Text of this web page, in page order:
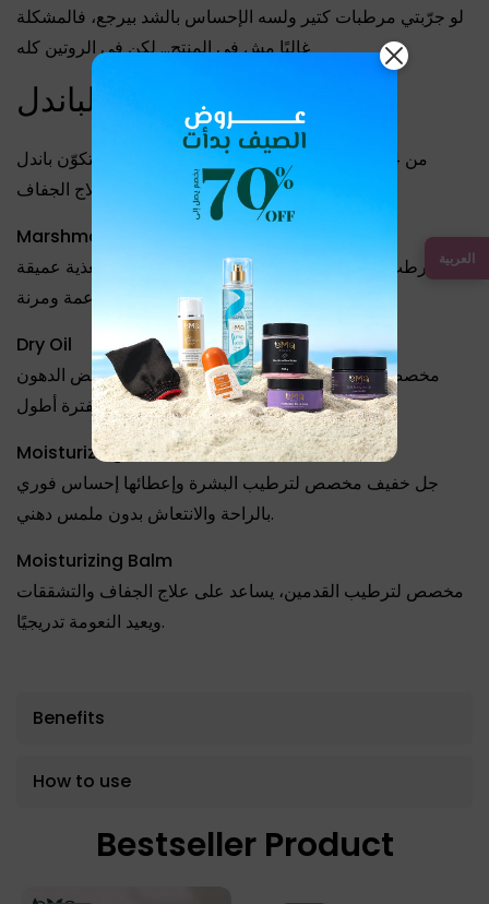
لو جرّبتي مرطبات كتير ولسه الإحساس بالشد بيرجع، فالمشكلة
غالبًا مش في المنتج… لكن في الروتين كله
مكونات الباندل
Marshmallow Butter
مرطب غني مخصص لترطيب الجسم كله، بيدي تغذية عميقة
ويخلي البشرة ناعمة ومرنة.
Dry Oil
مخصص للأماكن شديدة الجفاف، بيساعد على تعويض الدهون
الطبيعية وتثبيت الترطيب لفترة أطول.
Moisturizing Gel
جل خفيف مخصص لترطيب البشرة وإعطائها إحساس فوري
بالراحة والانتعاش بدون ملمس دهني.
Moisturizing Balm
مخصص لترطيب القدمين، يساعد على علاج الجفاف والتشققات
ويعيد النعومة تدريجيًا.
Benefits
How to use
Bestseller Product
العربية